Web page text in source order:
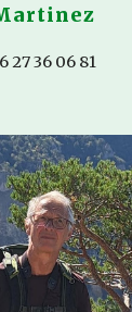
27 36 06 81